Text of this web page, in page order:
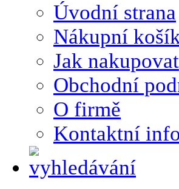
Úvodní strana
Nákupní
Jak nakupovat
Obchodní
O firmě
Kontaktní